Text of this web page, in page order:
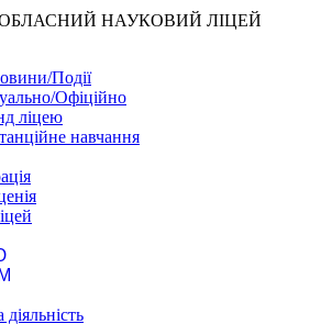
ОБЛАСНИЙ НАУКОВИЙ ЛІЦЕЙ
Події
Офіційно
ліцею
навчання